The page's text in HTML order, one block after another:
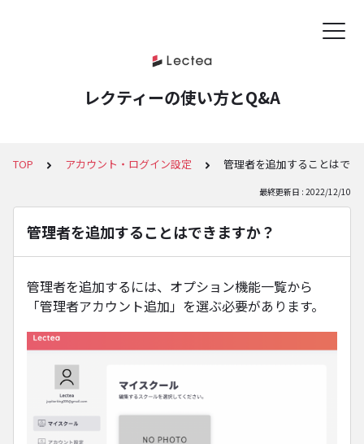
レクティーの使い方とQ&A
TOP アカウント・ログイン設定 管理者を追加することはで
最終更新日 : 2022/12/10
管理者を追加することはできますか？
管理者を追加するには、オプション機能一覧から
「管理者アカウント追加」を選ぶ必要があります。